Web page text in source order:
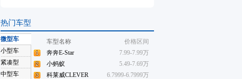
热门车型
微型车
小型车
紧凑型
中型车
车型名称
价格区间
奔奔E-Star
7.99-7.99万
小蚂蚁
5.49-7.69万
科莱威CLEVER
6.7999-6.7999万